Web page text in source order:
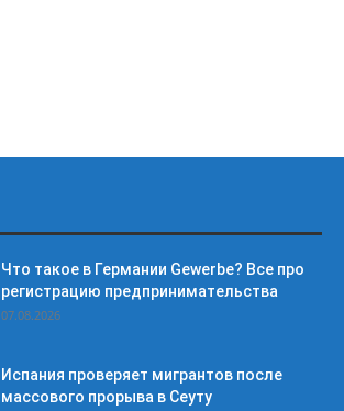
Что такое в Германии Gewerbe? Все про
регистрацию предпринимательства
07.08.2026
Испания проверяет мигрантов после
массового прорыва в Сеуту